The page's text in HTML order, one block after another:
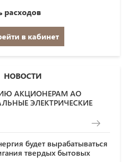
расходов
в кабинет
НОВОСТИ
АКЦИОНЕРАМ АО
ЭЛЕКТРИЧЕСКИЕ
будет вырабатываться
твердых бытовых